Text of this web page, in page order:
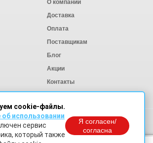
О компании
Доставка
Оплата
Поставщикам
Блог
Акции
Контакты
конфиденциальности
на обработку персональных данных
на обработку данных Яндекс Метрика
cookie-файлы.
использовании
сервис
который также
Я согласен/
согласна